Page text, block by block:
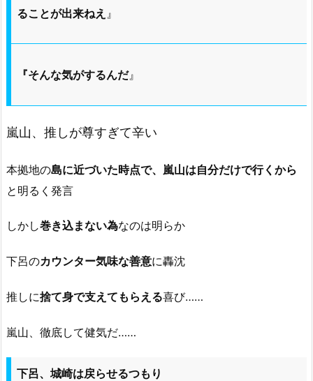
ることが出来ねえ 』
『そんな気がするんだ』
嵐山、推しが尊すぎて辛い
本拠地の島に近づいた時点で、嵐山は自分だけで行くから
と明るく発言
しかし巻き込まない為なのは明らか
下呂のカウンター気味な善意に轟沈
推しに捨て身で支えてもらえる喜び……
嵐山、徹底して健気だ……
下呂、城崎は戻らせるつもり